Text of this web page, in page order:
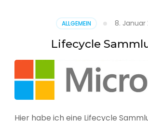
ALLGEMEIN 8. Januar
Lifecycle
Hier habe ich eine Lifecycle